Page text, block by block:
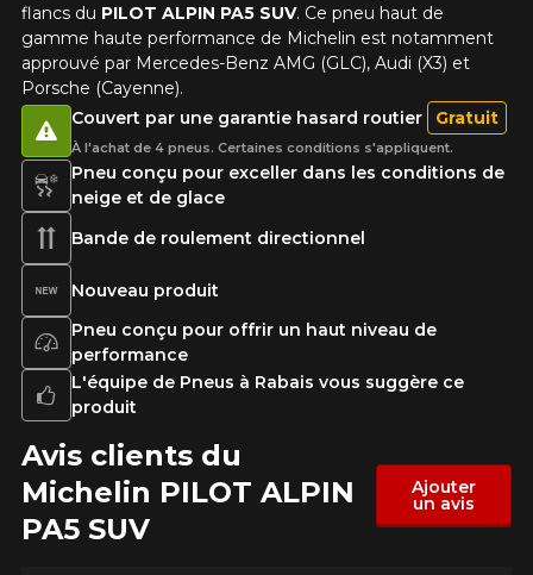
flancs du PILOT ALPIN PA5 SUV. Ce pneu haut de
gamme haute performance de Michelin est notamment
approuvé par Mercedes-Benz AMG (GLC), Audi (X3) et
Porsche (Cayenne).
Pneu conçu pour exceller dans les conditions de
neige et de glace
Bande de roulement directionnel
Nouveau produit
Pneu conçu pour offrir un haut niveau de
performance
L'équipe de Pneus à Rabais vous suggère ce
produit
Couvert par une garantie hasard routier Gratuit
À l'achat de 4 pneus. Certaines conditions s'appliquent.
Avis clients du
Michelin PILOT ALPIN
PA5 SUV
Ajouter
un avis
Style de conduite
Condition de route
Votre avis
Note
1
Commentaire
VOICI LES DIMENSIONS POUR VOTRE VÉHICULE
Que magasinez-vous?
Malheureusement, aucun résultat ne
recherche n'est disponible en ligne
aider à trouver le produit qu'il vous faut.
N'hésitez pas à contacter notre service
à la clientèle, qui se fera un plaisir de
rechercher des options pour votre
*Attention cette dimension représente une possibilité